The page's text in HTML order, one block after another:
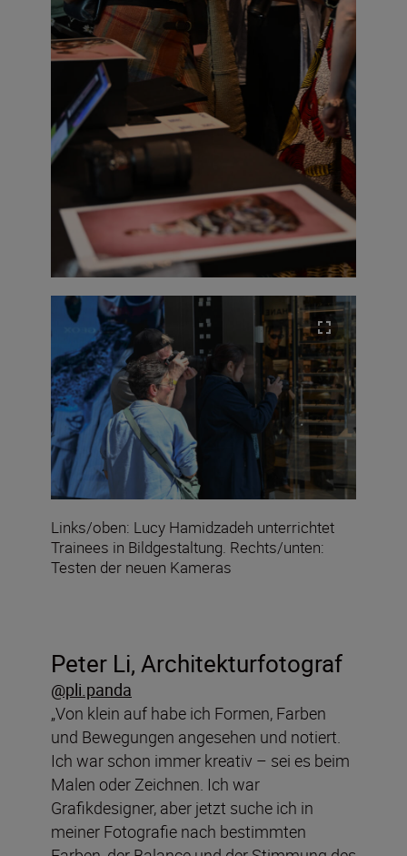
Links/oben: Lucy Hamidzadeh unterrichtet
Trainees in Bildgestaltung. Rechts/unten:
Testen der neuen Kameras
Peter Li, Architekturfotograf
@pli.panda
„Von klein auf habe ich Formen, Farben
und Bewegungen angesehen und notiert.
Ich war schon immer kreativ – sei es beim
Malen oder Zeichnen. Ich war
Grafikdesigner, aber jetzt suche ich in
meiner Fotografie nach bestimmten